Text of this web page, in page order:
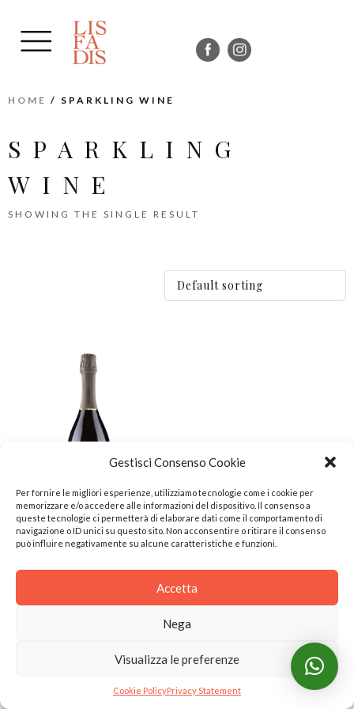
Gestisci Consenso Cookie
Per fornire le migliori esperienze, utilizziamo tecnologie come i cookie per
memorizzare e/o accedere alle informazioni del dispositivo. Il consenso a
queste tecnologie ci permetterà di elaborare dati come il comportamento di
navigazione o ID unici su questo sito. Non acconsentire o ritirare il consenso
può influire negativamente su alcune caratteristiche e funzioni.
Accetta
Nega
Visualizza le preferenze
Cookie PolicyPrivacy Statement
HOME / SPARKLING WINE
SPARKLING
WINE
SHOWING THE SINGLE RESULT
READ MORE
BLANC DE BLANCS
METODO CLASSICO